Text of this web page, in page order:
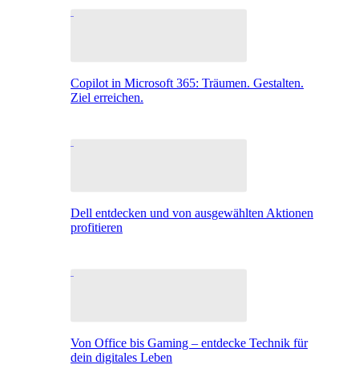
Copilot in Microsoft 365: Träumen. Gestalten.
Ziel erreichen.
Dell entdecken und von ausgewählten Aktionen
profitieren
Von Office bis Gaming – entdecke Technik für
dein digitales Leben